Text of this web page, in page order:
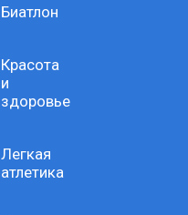
Биатлон
Красота
и
здоровье
Легкая
атлетика